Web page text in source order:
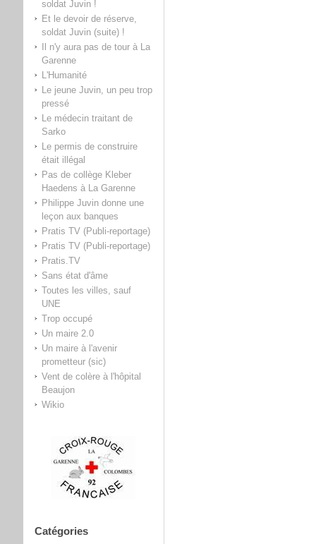
soldat Juvin !
Et le devoir de réserve,
soldat Juvin (suite) !
Il n'y aura pas de tour à La
Garenne
L'Humanité
Le jeune Juvin, un peu trop
pressé
Le médecin traitant de
Sarko
Le permis de construire
était illégal
Pas de collège Kleber
Haedens à La Garenne
Philippe Juvin donne une
leçon aux banques
Pratis TV (Publi-reportage)
Pratis TV (Publi-reportage)
Pratis.TV
Sans état d'âme
Toutes les villes, sauf
UNE
Trop occupé
Un maire 2.0
Un maire à l'avenir
prometteur (sic)
Vent de colère à l'hôpital
Beaujon
Wikio
Catégories